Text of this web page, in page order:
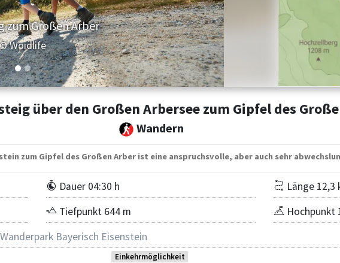
vom Gipfel des Großen Arbers
© Woidlife
über den Großen Arbersee zum Gipfel des
Wandern
zum Gipfel des Großen Arber ist eine anspruchsvolle, aber auch sehr
Dauer 04:30 h
Länge 12,3
Tiefpunkt 644 m
Hochpunkt
Wanderpark Bayerisch Eisenstein
Einkehrmöglichkeit